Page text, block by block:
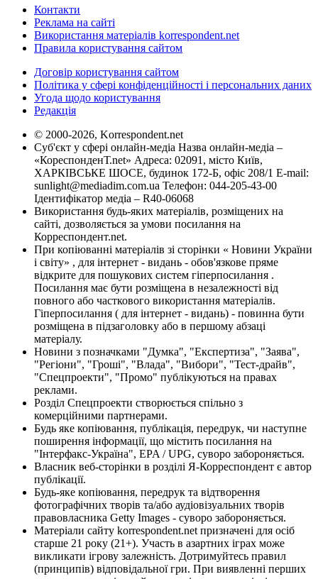
Контакти
Реклама на сайті
Використання матеріалів korrespondent.net
Правила користування сайтом
Договір користування сайтом
Політика у сфері конфіденційності і персональних даних
Угода щодо користування
Редакція
© 2000-2026, Korrespondent.net
Суб'єкт у сфері онлайн-медіа Назва онлайн-медіа –
«КореспонденТ.net» Адреса: 02091, місто Київ,
ХАРКІВСЬКЕ ШОСЕ, будинок 172-Б, офіс 208/1 E-mail:
sunlight@mediadim.com.ua Телефон: 044-205-43-00
Ідентифікатор медіа – R40-06068
Використання будь-яких матеріалів, розміщених на
сайті, дозволяється за умови посилання на
Корреспондент.net.
При копіюванні матеріалів зі сторінки « Новини України
і світу» , для інтернет - видань - обов'язкове пряме
відкрите для пошукових систем гіперпосилання .
Посилання має бути розміщена в незалежності від
повного або часткового використання матеріалів.
Гіперпосилання ( для інтернет - видань) - повинна бути
розміщена в підзаголовку або в першому абзаці
матеріалу.
Новини з позначками "Думка", "Експертиза", "Заява",
"Регіони", "Гроші", "Влада", "Вибори", "Тест-драйв",
"Спецпроекти", "Промо" публікуються на правах
реклами.
Розділ Спецпроекти створюється спільно з
комерційними партнерами.
Будь яке копіювання, публікація, передрук, чи наступне
поширення інформації, що містить посилання на
"Інтерфакс-Україна", EPA / UPG, суворо забороняється.
Власник веб-сторінки в розділі Я-Корреспондент є автор
публікації.
Будь-яке копіювання, передрук та відтворення
фотографічних творів та/або аудіовізуальних творів
правовласника Getty Images - суворо забороняється.
Матеріали сайту korrespondent.net призначені для осіб
старше 21 року (21+). Участь в азартних іграх може
викликати ігрову залежність. Дотримуйтесь правил
(принципів) відповідальної гри. При виявленні перших